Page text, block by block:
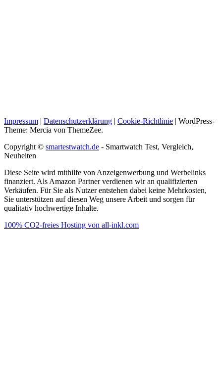
Impressum | Datenschutzerklärung | Cookie-Richtlinie | WordPress-
Theme: Mercia von ThemeZee.
Copyright © smartestwatch.de - Smartwatch Test, Vergleich,
Neuheiten
Diese Seite wird mithilfe von Anzeigenwerbung und Werbelinks
finanziert. Als Amazon Partner verdienen wir an qualifizierten
Verkäufen. Für Sie als Nutzer entstehen dabei keine Mehrkosten,
Sie unterstützen auf diesen Weg unsere Arbeit und sorgen für
qualitativ hochwertige Inhalte.
100% CO2-freies Hosting von all-inkl.com